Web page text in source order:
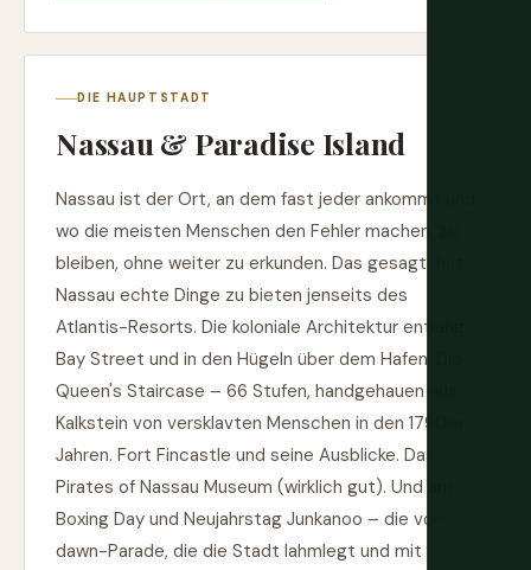
DIE HAUPTSTADT
Nassau & Paradise Island
Nassau ist der Ort, an dem fast jeder ankommt und
wo die meisten Menschen den Fehler machen, zu
bleiben, ohne weiter zu erkunden. Das gesagt, hat
Nassau echte Dinge zu bieten jenseits des
Atlantis-Resorts. Die koloniale Architektur entlang
Bay Street und in den Hügeln über dem Hafen. Die
Queen's Staircase – 66 Stufen, handgehauen aus
Kalkstein von versklavten Menschen in den 1790er
Jahren. Fort Fincastle und seine Ausblicke. Das
Pirates of Nassau Museum (wirklich gut). Und am
Boxing Day und Neujahrstag Junkanoo – die vor-
dawn-Parade, die die Stadt lahmlegt und mit